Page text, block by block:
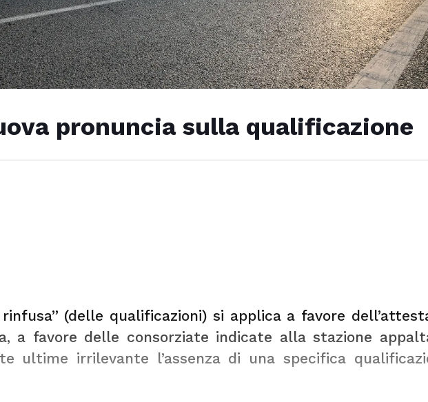
pronuncia sulla qualificazione
(delle qualificazioni) si applica a favore
a favore delle consorziate indicate alla stazione
ultime irrilevante l’assenza di una specifica